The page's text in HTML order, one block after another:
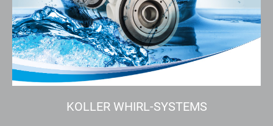
KOLLER WHIRL-SYSTEMS